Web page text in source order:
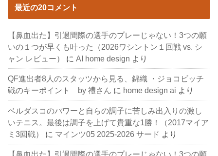
最近の20コメント
【鼻血出た】引退間際の選手のプレーじゃない！3つの願
いの１つが早くも叶った（2026ワシントン１回戦 vs. シ
ャン レビュー）
にAI home design より
QF進出者8人のスタッツから見る、錦織 ・ジョコビッチ
戦のキーポイント by 禮さん に home design ai より
ベルダスコのパワーと自らの調子に苦しみ出入りの激し
いテニス。最後は調子を上げて貴重な1勝！（2017マイア
ミ3回戦）
に マインツ05 2025-2026 サード より
【鼻血出た】引退間際の選手のプレーじゃない！3つの願